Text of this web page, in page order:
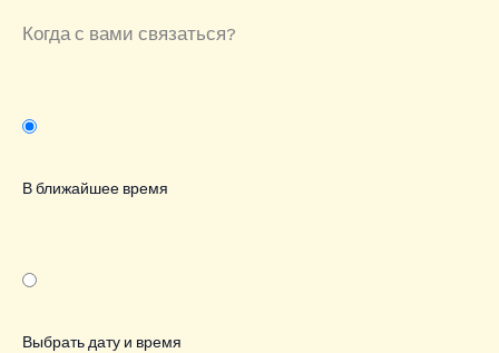
Когда с вами связаться?
В ближайшее время
Выбрать дату и время